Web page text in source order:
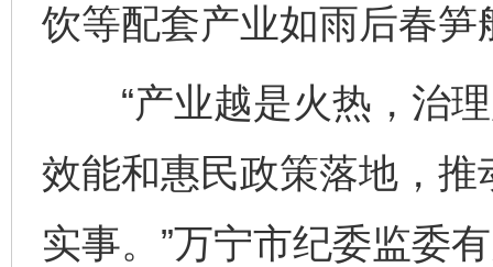
饮等配套产业如雨后春
“产业越是火热，治理
效能和惠民政策落地，
实事。”万宁市纪委监委